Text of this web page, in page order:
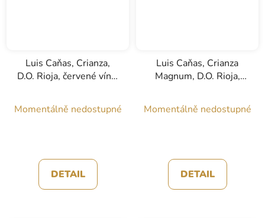
Luis Caňas, Crianza,
D.O. Rioja, červené víno,
Momentálně nedostupné
DETAIL
Luis Caňas, Crianza
Magnum, D.O. Rioja,
Momentálně nedostupné
DETAIL